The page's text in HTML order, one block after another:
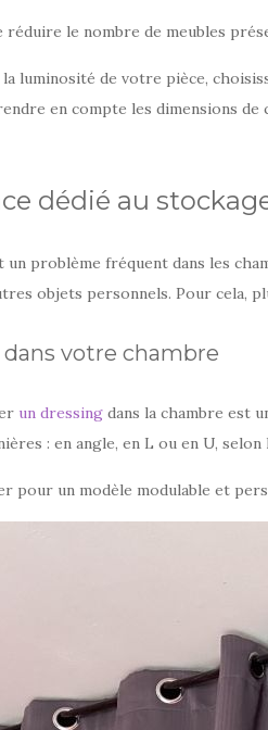
le nombre de meubles
luminosité de votre pièce,
en compte les dimensions
dédié au
problème fréquent dans les
objets personnels. Pour cela,
votre chambre
un dressing dans la chambre est
: en angle, en L ou en U,
pour un modèle modulable et